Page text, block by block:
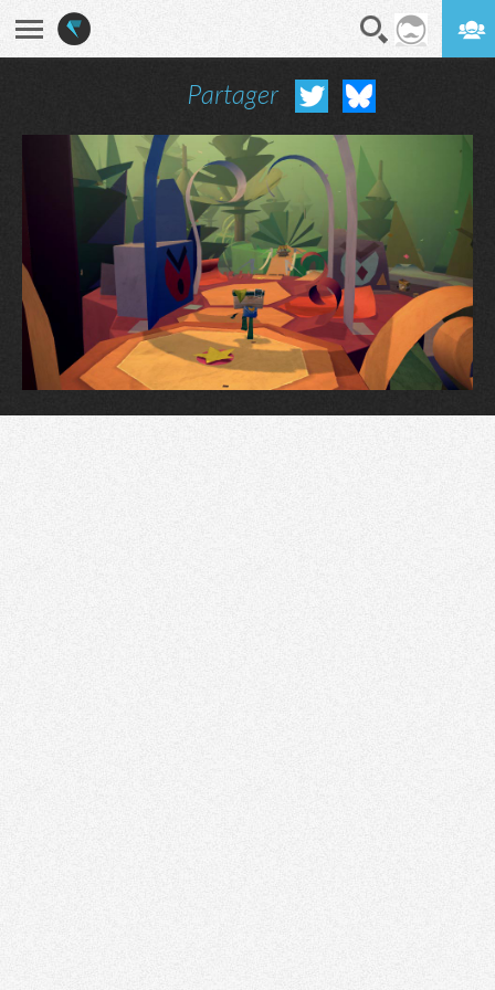
Partager